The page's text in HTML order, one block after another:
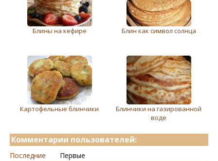
Блины на кефире Блин как символ солнца
Картофельные блинчики
Блинчики на газированной
воде
Комментарии пользователей:
Последние Первые